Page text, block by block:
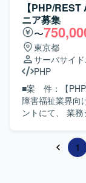
【PHP/
ニア募集
〜
東京都
サーバサイ
PHP
■案 件：【PHP
障害福祉業界向
ントにて、 業
リングや請求
援の提供をテ
ッションです
1